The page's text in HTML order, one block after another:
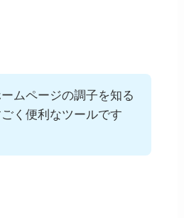
ムページの調子を知る
く便利なツールです